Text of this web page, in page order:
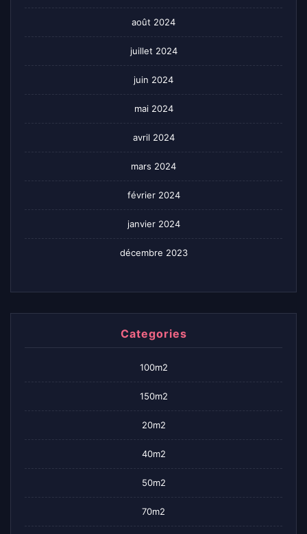
août 2024
juillet 2024
juin 2024
mai 2024
avril 2024
mars 2024
février 2024
janvier 2024
décembre 2023
Categories
100m2
150m2
20m2
40m2
50m2
70m2